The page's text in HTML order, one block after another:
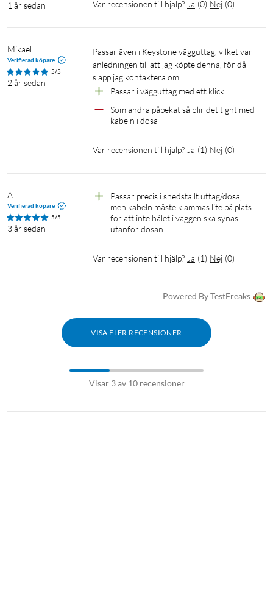
1 år sedan Var recensionen till hjälp? Ja (0) Nej (0)
Mikael
Verifierad köpare
5/5
2 år sedan
Passar även i Keystone vägguttag, vilket var
anledningen till att jag köpte denna, för då
slapp jag kontaktera om
Passar i vägguttag med ett klick
Som andra påpekat så blir det tight med
kabeln i dosa
Var recensionen till hjälp? Ja (1) Nej (0)
A
Verifierad köpare
5/5
3 år sedan
Passar precis i snedställt uttag/dosa,
men kabeln måste klämmas lite på plats
för att inte hålet i väggen ska synas
utanför dosan.
Var recensionen till hjälp? Ja (1) Nej (0)
Powered By TestFreaks
VISA FLER RECENSIONER
Visar 3 av 10 recensioner